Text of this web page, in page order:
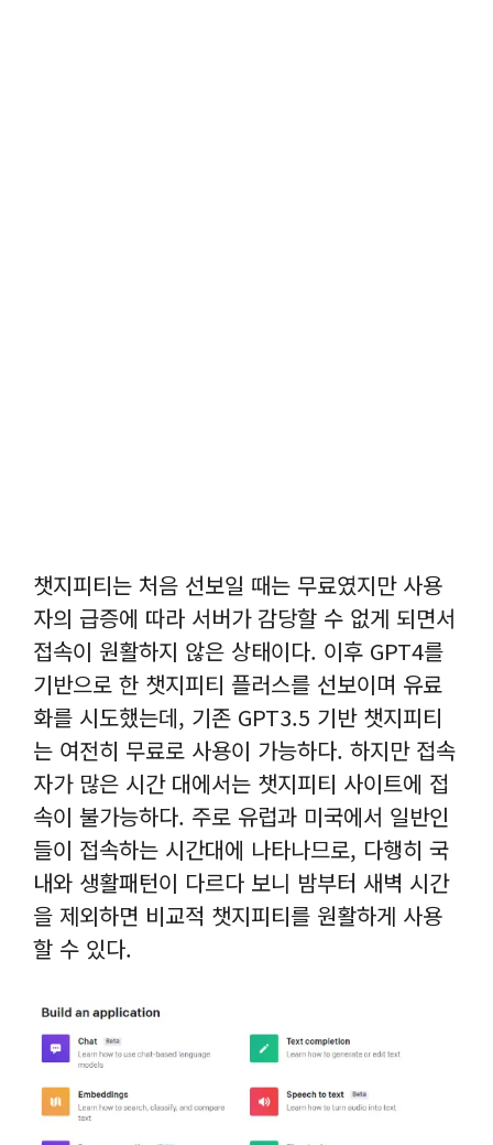
챗지피티는 처음 선보일 때는 무료였지만 사용
자의 급증에 따라 서버가 감당할 수 없게 되면서
접속이 원활하지 않은 상태이다. 이후 GPT4를
기반으로 한 챗지피티 플러스를 선보이며 유료
화를 시도했는데, 기존 GPT3.5 기반 챗지피티
는 여전히 무료로 사용이 가능하다. 하지만 접속
자가 많은 시간 대에서는 챗지피티 사이트에 접
속이 불가능하다. 주로 유럽과 미국에서 일반인
들이 접속하는 시간대에 나타나므로, 다행히 국
내와 생활패턴이 다르다 보니 밤부터 새벽 시간
을 제외하면 비교적 챗지피티를 원활하게 사용
할 수 있다.